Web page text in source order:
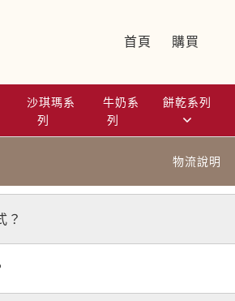
首頁 購買
沙琪瑪系
列
牛奶系
列
餅乾系列
物流說明
？